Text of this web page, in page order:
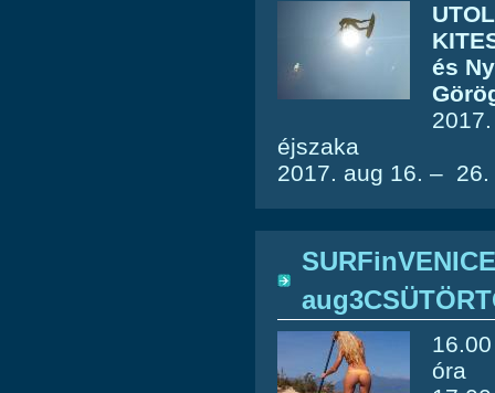
és
éjszaka
2017. aug 16. –
óra